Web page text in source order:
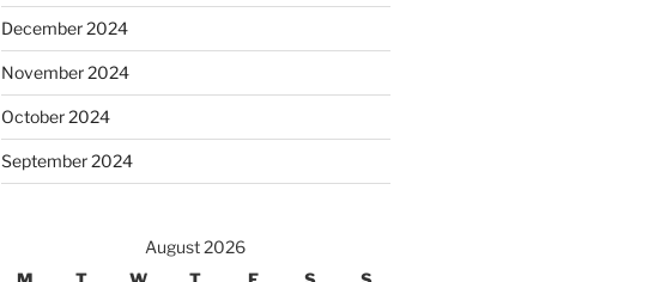
December 2024
November 2024
October 2024
September 2024
August 2026